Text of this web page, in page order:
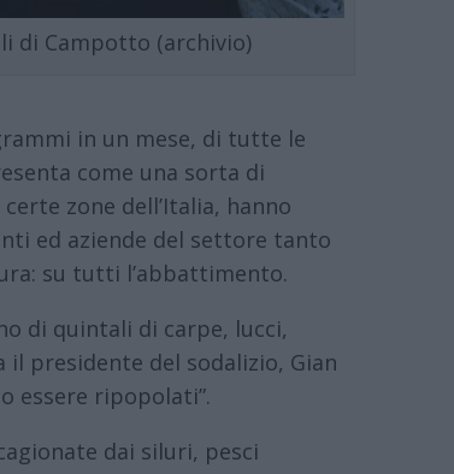
di Campotto (archivio)
in un mese, di tutte le
come una sorta di
zone dell’Italia, hanno
ed aziende del settore tanto
su tutti l’abbattimento.
di quintali di carpe, lucci,
il presidente del sodalizio, Gian
essere ripopolati”.
dai siluri, pesci